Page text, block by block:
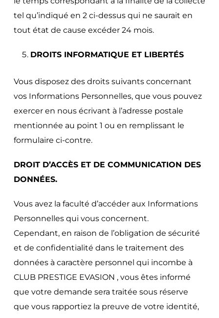
tel qu’indiqué en 2 ci-dessus qui ne saurait en
tout état de cause excéder 24 mois.
DROITS INFORMATIQUE ET LIBERTÉS
Vous disposez des droits suivants concernant
vos Informations Personnelles, que vous pouvez
exercer en nous écrivant à l’adresse postale
mentionnée au point 1 ou en remplissant le
formulaire ci-contre.
DROIT D’ACCÈS ET DE COMMUNICATION DES
DONNÉES.
Vous avez la faculté d’accéder aux Informations
Personnelles qui vous concernent.
Cependant, en raison de l’obligation de sécurité
et de confidentialité dans le traitement des
données à caractère personnel qui incombe à
CLUB PRESTIGE EVASION , vous êtes informé
que votre demande sera traitée sous réserve
que vous rapportiez la preuve de votre identité,